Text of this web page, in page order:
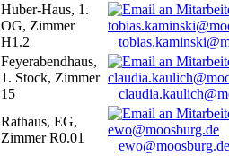
Huber-Haus, 1.
OG, Zimmer
H1.2
Feyerabendhaus,
1. Stock, Zimmer
15
Rathaus, EG,
Zimmer R0.01
ewo@moosburg.de